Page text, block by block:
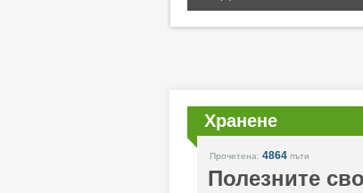
Хранене
Прочетена: 4864пъти
Полезните